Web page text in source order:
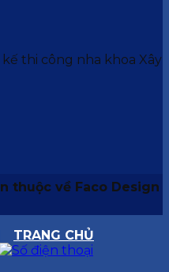
thuộc về Faco Design
TRANG CHỦ